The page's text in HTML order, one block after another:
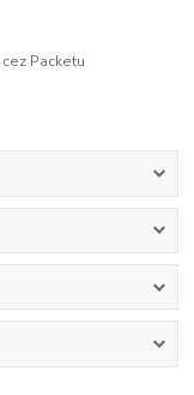
Packetu